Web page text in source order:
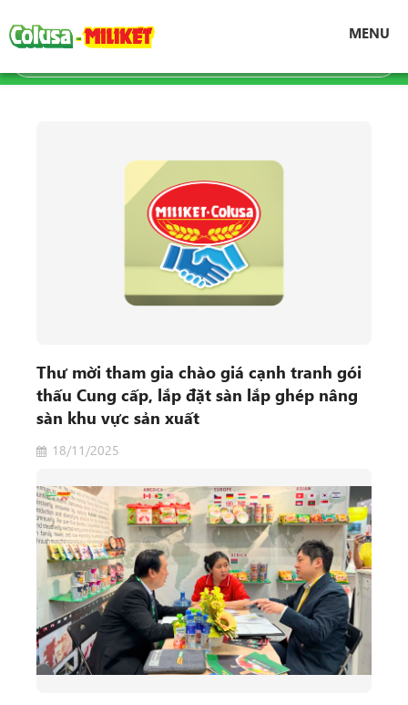
MENU
Trang chủ Tin tức
Thư mời tham gia chào giá cạnh tranh gói
thấu Cung cấp, lắp đặt sàn lắp ghép nâng
sàn khu vực sản xuất
18/11/2025